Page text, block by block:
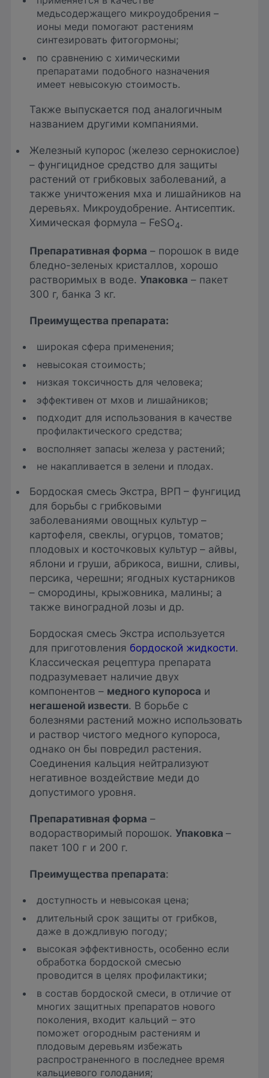
медьсодержащего микроудобрения –
ионы меди помогают растениям
синтезировать фитогормоны;
по сравнению с химическими
препаратами подобного назначения
имеет невысокую стоимость.
Также выпускается под аналогичным
названием другими компаниями.
Железный купорос (железо сернокислое)
– фунгицидное средство для защиты
растений от грибковых заболеваний, а
также уничтожения мха и лишайников на
деревьях. Микроудобрение. Антисептик.
Химическая формула – FeSO4.
Препаративная форма – порошок в виде
бледно-зеленых кристаллов, хорошо
растворимых в воде. Упаковка – пакет
300 г, банка 3 кг.
Преимущества препарата:
широкая сфера применения;
невысокая стоимость;
низкая токсичность для человека;
эффективен от мхов и лишайников;
подходит для использования в качестве
профилактического средства;
восполняет запасы железа у растений;
не накапливается в зелени и плодах.
Бордоская смесь Экстра, ВРП – фунгицид
для борьбы с грибковыми
заболеваниями овощных культур –
картофеля, свеклы, огурцов, томатов;
плодовых и косточковых культур – айвы,
яблони и груши, абрикоса, вишни, сливы,
персика, черешни; ягодных кустарников
– смородины, крыжовника, малины; а
также виноградной лозы и др.
Бордоская смесь Экстра используется
для приготовления бордоской жидкости.
Классическая рецептура препарата
подразумевает наличие двух
компонентов – медного купороса и
негашеной извести. В борьбе с
болезнями растений можно использовать
и раствор чистого медного купороса,
однако он бы повредил растения.
Соединения кальция нейтрализуют
негативное воздействие меди до
допустимого уровня.
Препаративная форма –
водорастворимый порошок. Упаковка–
пакет 100 г и 200 г.
Преимущества препарата:
доступность и невысокая цена;
длительный срок защиты от грибков,
даже в дождливую погоду;
высокая эффективность, особенно если
обработка бордоской смесью
проводится в целях профилактики;
в состав бордоской смеси, в отличие от
многих защитных препаратов нового
поколения, входит кальций – это
поможет огородным растениям и
плодовым деревьям избежать
распространенного в последнее время
кальциевого голодания;